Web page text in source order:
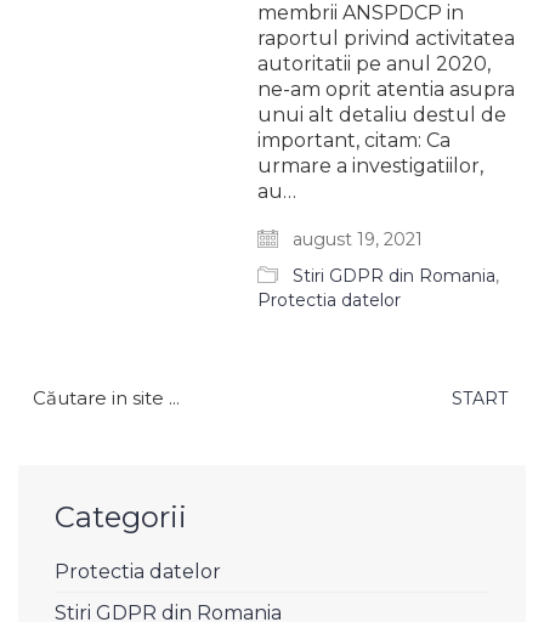
membrii ANSPDCP in
raportul privind activitatea
autoritatii pe anul 2020,
ne-am oprit atentia asupra
unui alt detaliu destul de
important, citam: Ca
urmare a investigatiilor,
au…
august 19, 2021
Stiri GDPR din Romania,
Protectia datelor
după:
Categorii
Protectia datelor
Stiri GDPR din Romania